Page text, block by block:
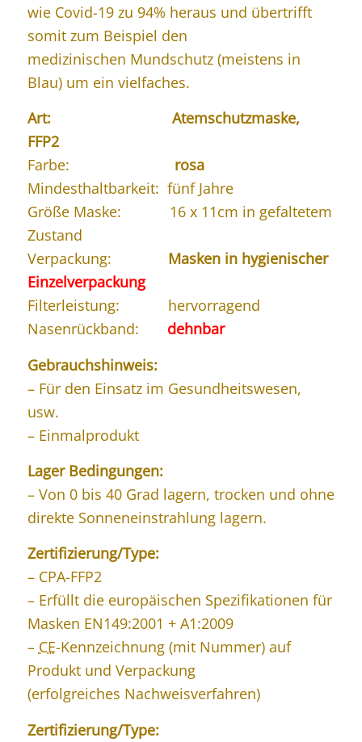
wie Covid-19 zu 94% heraus und übertrifft
somit zum Beispiel den
medizinischen Mundschutz (meistens in
Blau) um ein vielfaches.
Art: Atemschutzmaske,
FFP2
Farbe: rosa
Mindesthaltbarkeit: fünf Jahre
Größe Maske: 16 x 11cm in gefaltetem
Zustand
Verpackung: Masken in hygienischer
Einzelverpackung
Filterleistung: hervorragend
Nasenrückband: dehnbar
Gebrauchshinweis:
– Für den Einsatz im Gesundheitswesen,
usw.
– Einmalprodukt
Lager Bedingungen:
– Von 0 bis 40 Grad lagern, trocken und ohne
direkte Sonneneinstrahlung lagern.
Zertifizierung/Type:
– CPA-FFP2
– Erfüllt die europäischen Spezifikationen für
Masken EN149:2001 + A1:2009
– CE-Kennzeichnung (mit Nummer) auf
Produkt und Verpackung
(erfolgreiches Nachweisverfahren)
Zertifizierung/Type: